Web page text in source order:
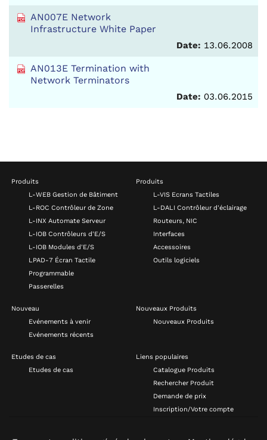
AN007E Network
Infrastructure White Paper
Date: 13.06.2008
AN013E Termination with
Network Terminators
Date: 03.06.2015
Produits
L-WEB Gestion de Bâtiment
L-ROC Contrôleur de Zone
L-INX Automate Serveur
L-IOB Contrôleurs d'E/S
L-IOB Modules d'E/S
LPAD-7 Écran Tactile
Programmable
Passerelles
Produits
L-VIS Ecrans Tactiles
L-DALI Contrôleur d'éclairage
Routeurs, NIC
Interfaces
Accessoires
Outils logiciels
Nouveau
Evénements à venir
Evénements récents
Nouveaux Produits
Nouveaux Produits
Etudes de cas
Etudes de cas
Liens populaires
Catalogue Produits
Rechercher Produit
Demande de prix
Inscription/Votre compte